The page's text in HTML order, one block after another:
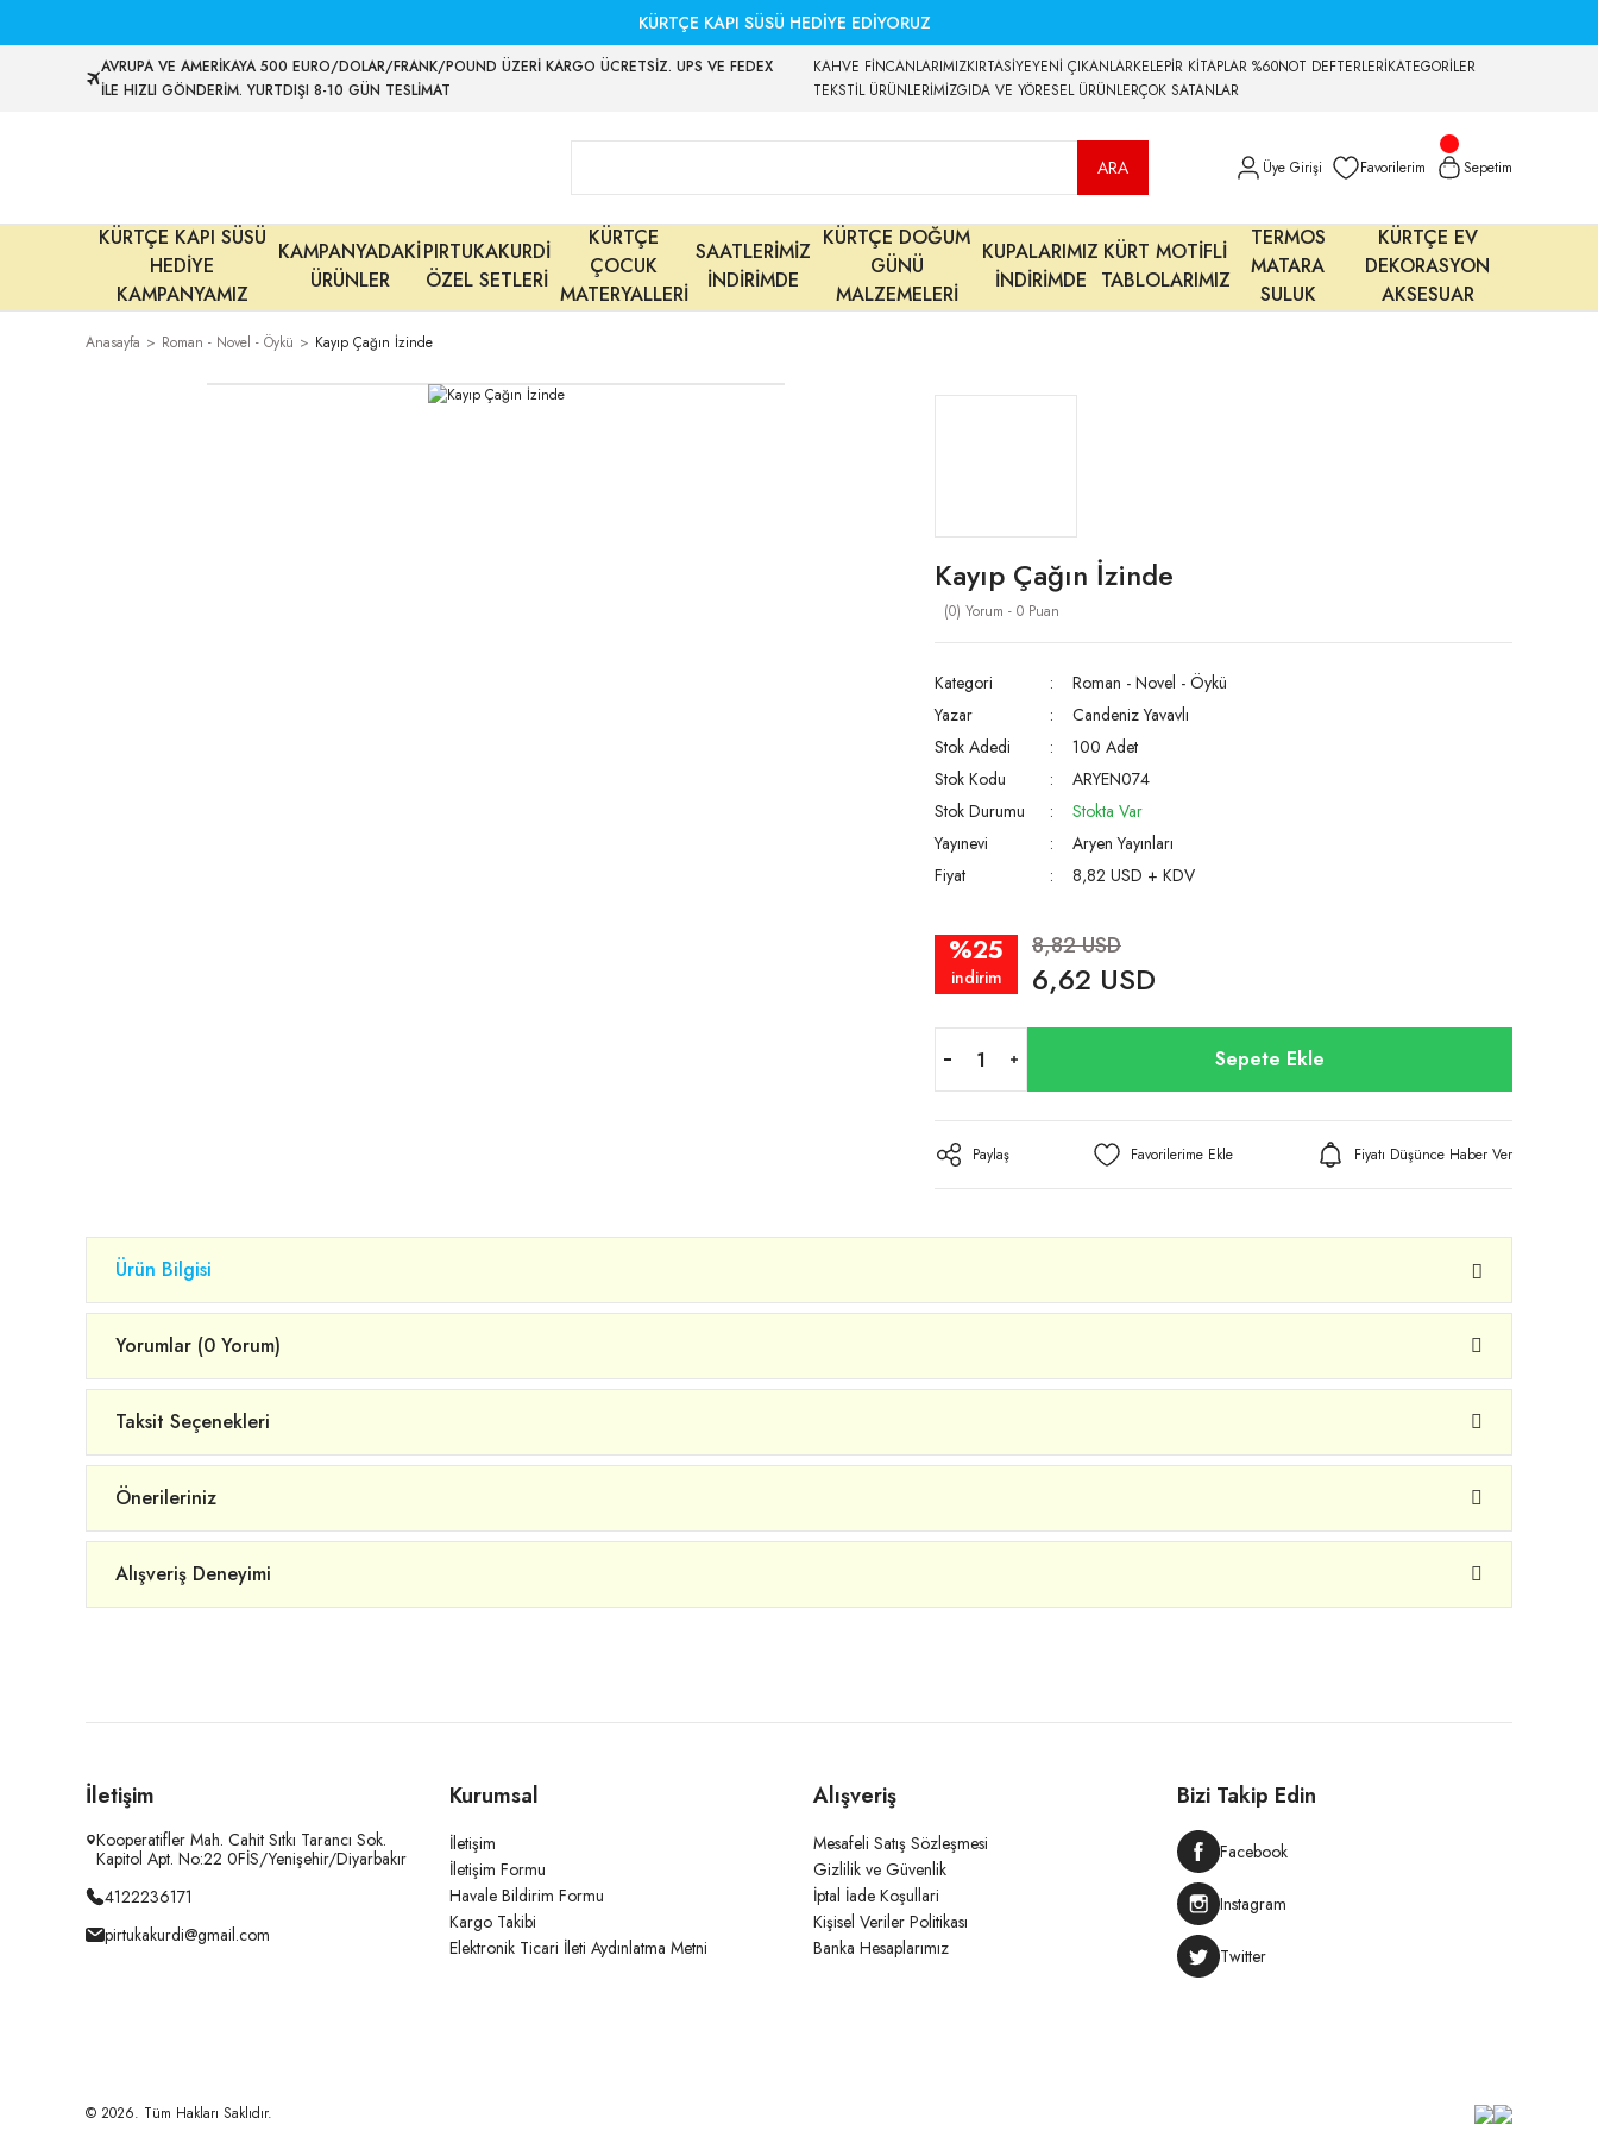
KÜRTÇE KAPI SÜSÜ HEDİYE EDİYORUZ
AVRUPA VE AMERİKAYA 500 EURO/DOLAR/FRANK/POUND ÜZERİ KARGO ÜCRETSİZ. UPS VE FEDEX
İLE HIZLI GÖNDERİM. YURTDIŞI 8-10 GÜN TESLİMAT
KAHVE FİNCANLARIMIZKIRTASİYEYENİ ÇIKANLARKELEPİR KİTAPLAR %60NOT DEFTERLERİKATEGORİLER
TEKSTİL ÜRÜNLERİMİZGIDA VE YÖRESEL ÜRÜNLERÇOK SATANLAR
ARA Üye Girişi Favorilerim Sepetim
KÜRTÇE KAPI SÜSÜ
HEDİYE
KAMPANYAMIZ
KAMPANYADAKİ
ÜRÜNLER
PIRTUKAKURDİ
ÖZEL SETLERİ
KÜRTÇE
ÇOCUK
MATERYALLERİ
SAATLERİMİZ
İNDİRİMDE
KÜRTÇE DOĞUM
GÜNÜ
MALZEMELERİ
KUPALARIMIZ
İNDİRİMDE
KÜRT MOTİFLİ
TABLOLARIMIZ
TERMOS
MATARA
SULUK
KÜRTÇE EV
DEKORASYON
AKSESUAR
Anasayfa Roman - Novel - Öykü Kayıp Çağın İzinde
Kayıp Çağın İzinde
(0) Yorum - 0 Puan
Kategori
Roman - Novel - Öykü
Yazar
Candeniz Yavavlı
Stok Adedi
100 Adet
Stok Kodu
ARYEN074
Stok Durumu
Stokta Var
Yayınevi
Aryen Yayınları
Fiyat
8,82 USD + KDV
%25
indirim
8,82 USD
6,62 USD
Sepete Ekle
Paylaş Fiyatı Düşünce Haber Ver
Ürün Bilgisi
Yorumlar (0 Yorum)
Taksit Seçenekleri
Önerileriniz
Alışveriş Deneyimi
İletişim
Kooperatifler Mah. Cahit Sıtkı Tarancı Sok.
Kapitol Apt. No:22 0FİS/Yenişehir/Diyarbakır
4122236171
pirtukakurdi@gmail.com
Kurumsal
İletişim
İletişim Formu
Havale Bildirim Formu
Kargo Takibi
Elektronik Ticari İleti Aydınlatma Metni
Alışveriş
Mesafeli Satış Sözleşmesi
Gizlilik ve Güvenlik
İptal İade Koşullari
Kişisel Veriler Politikası
Banka Hesaplarımız
Bizi Takip Edin
Facebook
Instagram
Twitter
© 2026. Tüm Hakları Saklıdır.